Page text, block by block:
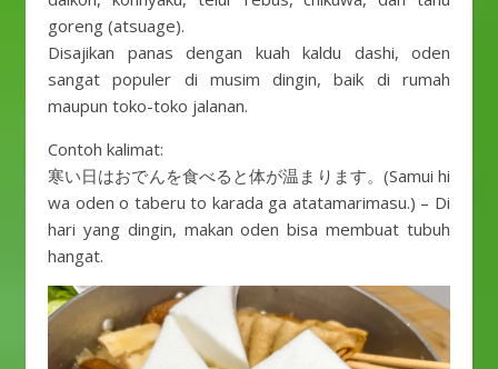
goreng (atsuage).
Disajikan panas dengan kuah kaldu dashi, oden
sangat populer di musim dingin, baik di rumah
maupun toko-toko jalanan.
Contoh kalimat:
寒い日はおでんを食べると体が温まります。(Samui hi
wa oden o taberu to karada ga atatamarimasu.) – Di
hari yang dingin, makan oden bisa membuat tubuh
hangat.